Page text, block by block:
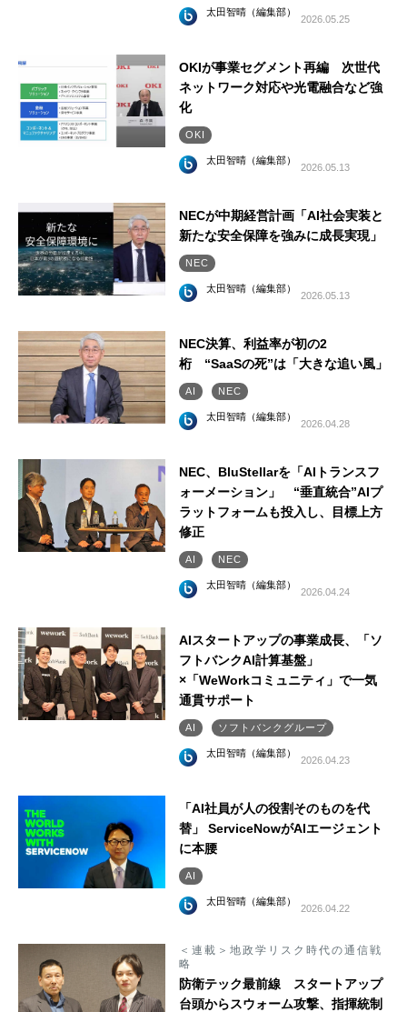
太田智晴（編集部）
2026.05.25
OKIが事業セグメント再編 次世代
ネットワーク対応や光電融合など強
化
OKI
太田智晴（編集部）
2026.05.13
NECが中期経営計画「AI社会実装と
新たな安全保障を強みに成長実現」
NEC
太田智晴（編集部）
2026.05.13
NEC決算、利益率が初の2
桁 “SaaSの死”は「大きな追い風」
AI NEC
太田智晴（編集部）
2026.04.28
NEC、BluStellarを「AIトランスフ
ォーメーション」 “垂直統合”AIプ
ラットフォームも投入し、目標上方
修正
AI NEC
太田智晴（編集部）
2026.04.24
AIスタートアップの事業成長、「ソ
フトバンクAI計算基盤」
×「WeWorkコミュニティ」で一気
通貫サポート
AI ソフトバンクグループ
太田智晴（編集部）
2026.04.23
「AI社員が人の役割そのものを代
替」 ServiceNowがAIエージェント
に本腰
AI
太田智晴（編集部）
2026.04.22
＜連載＞地政学リスク時代の通信戦
略
防衛テック最前線 スタートアップ
台頭からスウォーム攻撃、指揮統制